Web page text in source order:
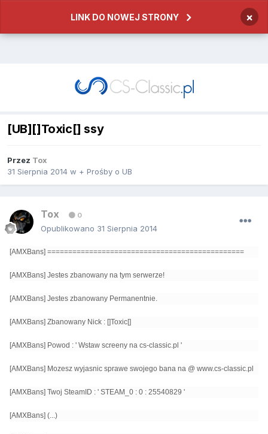
LINK DO NOWEJ STRONY ×
[UB][]Toxic[] ssy
Przez Tox
31 Sierpnia 2014 w + Prośby o UB
Tox 0
Opublikowano 31 Sierpnia 2014
[AMXBans] ===============================================
[AMXBans] Jestes zbanowany na tym serwerze!
[AMXBans] Jestes zbanowany Permanentnie.
[AMXBans] Zbanowany Nick : []Toxic[]
[AMXBans] Powod : ' Wstaw screeny na cs-classic.pl '
[AMXBans] Mozesz wyjasnic sprawe swojego bana na @ www.cs-classic.pl
[AMXBans] Twoj SteamID : ' STEAM_0 : 0 : 25540829 '
[AMXBans] (...)